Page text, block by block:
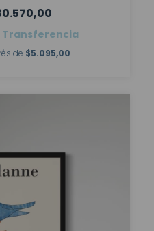
Transferencia
de $5.095,00